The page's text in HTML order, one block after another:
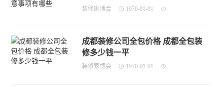
装修家博会 1970-01-01
成都装修公司全包价格 成都全包装
修多少钱一平
装修家博会 1970-01-01